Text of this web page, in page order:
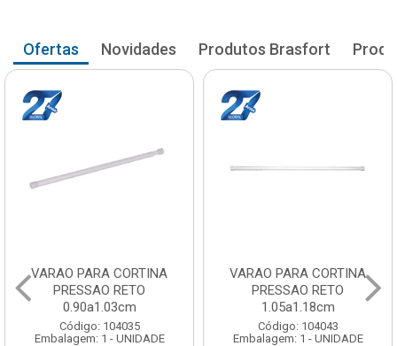
Ofertas Novidades Produtos Brasfort
VARAO PARA CORTINA
PRESSAO RETO
0.90a1.03cm
Código: 104035
Embalagem: 1 - UNIDADE
VARAO PARA CORTINA
PRESSAO RETO
1.05a1.18cm
Código: 104043
Embalagem: 1 - UNIDADE